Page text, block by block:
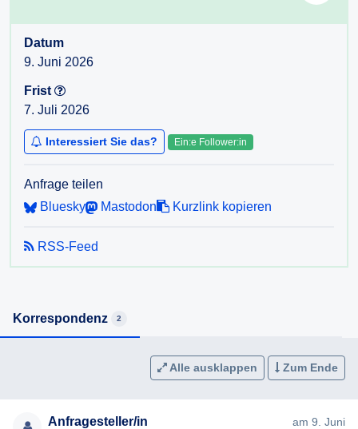
Datum
9. Juni 2026
Frist
7. Juli 2026
Interessiert Sie das? Ein:e Follower:in
Anfrage teilen
Bluesky
Mastodon Kurzlink kopieren
RSS-Feed
Korrespondenz 2
Alle ausklappen Zum Ende
Anfragesteller/in
am 9. Juni